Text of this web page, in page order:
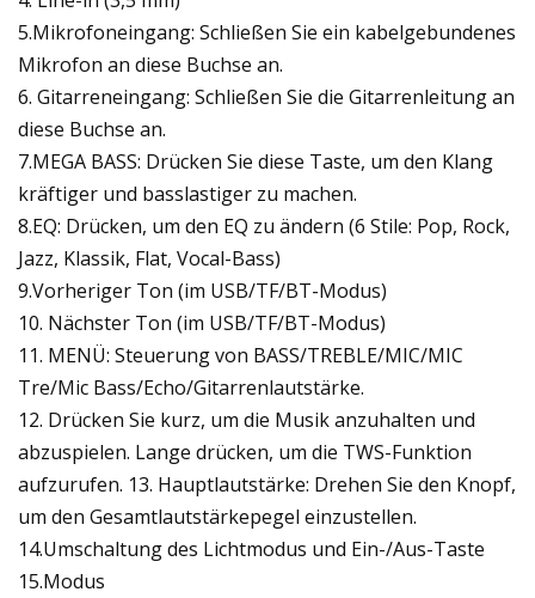
5.Mikrofoneingang: Schließen Sie ein kabelgebundenes
Mikrofon an diese Buchse an.
6. Gitarreneingang: Schließen Sie die Gitarrenleitung an
diese Buchse an.
7.MEGA BASS: Drücken Sie diese Taste, um den Klang
kräftiger und basslastiger zu machen.
8.EQ: Drücken, um den EQ zu ändern (6 Stile: Pop, Rock,
Jazz, Klassik, Flat, Vocal-Bass)
9.Vorheriger Ton (im USB/TF/BT-Modus)
10. Nächster Ton (im USB/TF/BT-Modus)
11. MENÜ: Steuerung von BASS/TREBLE/MIC/MIC
Tre/Mic Bass/Echo/Gitarrenlautstärke.
12. Drücken Sie kurz, um die Musik anzuhalten und
abzuspielen. Lange drücken, um die TWS-Funktion
aufzurufen. 13. Hauptlautstärke: Drehen Sie den Knopf,
um den Gesamtlautstärkepegel einzustellen.
14.Umschaltung des Lichtmodus und Ein-/Aus-Taste
15.Modus